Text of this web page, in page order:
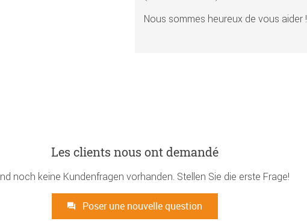
Nous sommes heureux de vous aider !
Les clients nous ont demandé
noch keine Kundenfragen vorhanden. Stellen Sie die erste Frage!
Poser une nouvelle question